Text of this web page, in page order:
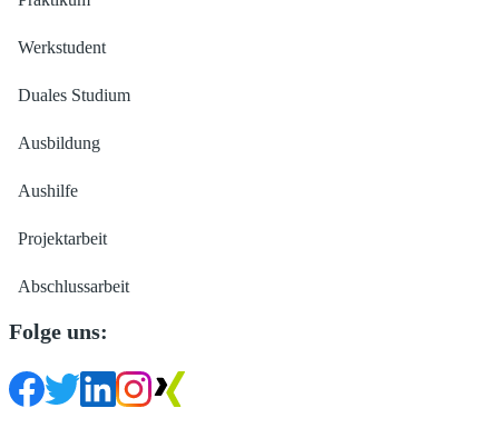
Werkstudent
Duales Studium
Ausbildung
Aushilfe
Projektarbeit
Abschlussarbeit
Folge uns: